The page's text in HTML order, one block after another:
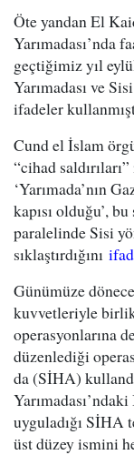
Öte yandan El
Yarımadası’nda
geçtiğimiz yıl
Yarımadası ve
ifadeler
Cund el İslam
“cihad
‘Yarımada’nın
kapısı olduğu’,
paralelinde Sisi
sıklaştırdığını
Günümüze
kuvvetleriyle
operasyonlarına
düzenlediği
da (SİHA)
uyguladığı SİHA
üst düzey ismini